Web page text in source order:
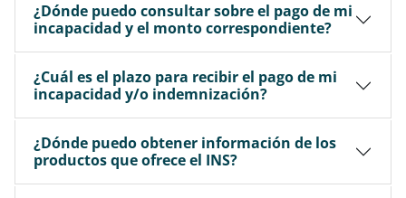
¿Dónde puedo consultar sobre el pago de mi
incapacidad y el monto correspondiente?
¿Cuál es el plazo para recibir el pago de mi
incapacidad y/o indemnización?
¿Dónde puedo obtener información de los
productos que ofrece el INS?